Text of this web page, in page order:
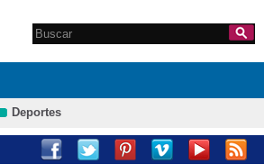
Formulario de
Search this site
Deportes